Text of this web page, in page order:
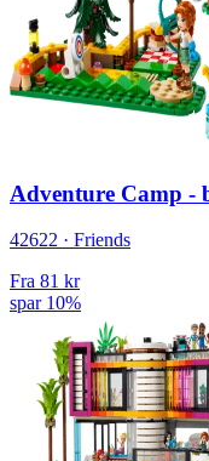
Adventure Camp -
42622 · Friends
Fra 81 kr
spar 10%